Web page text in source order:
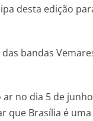
desta edição
bandas
no dia 5 de
que Brasília é